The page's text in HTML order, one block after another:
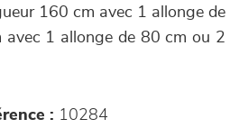
160 cm avec 1 allonge de
1 allonge de 80 cm ou 2
: 10284